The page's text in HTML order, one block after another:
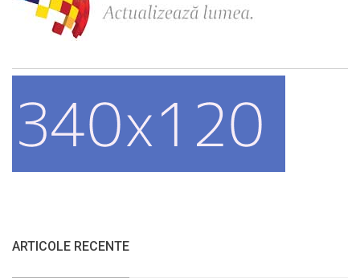
ARTICOLE RECENTE